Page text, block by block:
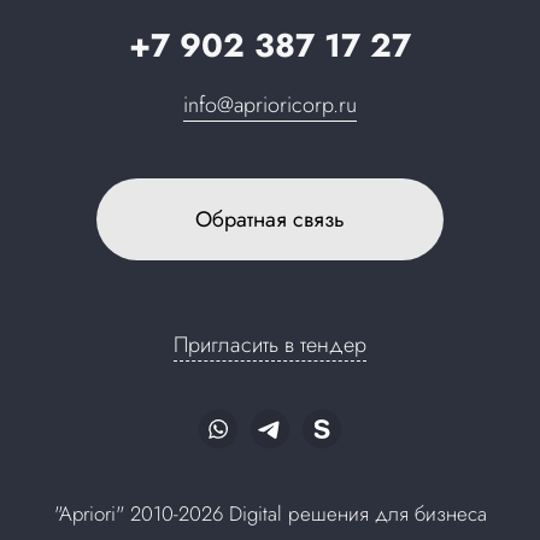
+7 902 387 17 27
info@aprioricorp.ru
Обратная связь
Пригласить в тендер
"Apriori" 2010-2026 Digital решения для бизнеса